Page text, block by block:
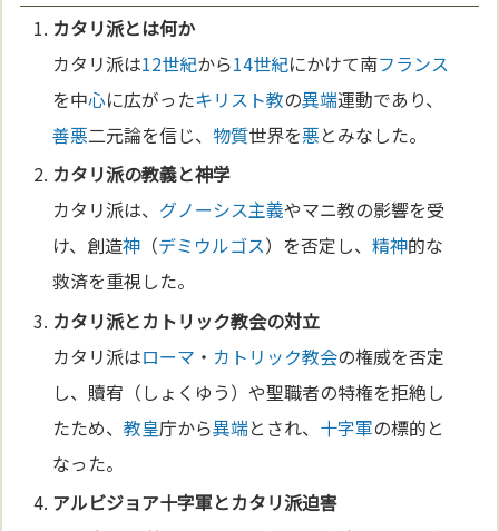
カタリ派とは何か
カタリ派は12世紀から14世紀にかけて南フランス
を中心に広がったキリスト教の異端運動であり、
善悪二元論を信じ、 物質世界を悪とみなした。
カタリ派の教義と神学
カタリ派は、 グノーシス主義やマニ教の影響を受
け、創造神 （デミウルゴス）を否定し、精神的な
救済を重視した。
カタリ派とカトリック教会の対立
カタリ派はローマ ・ カトリック教会の権威を否定
し、贖宥（しょくゆう）や聖職者の特権を拒絶し
たため、教皇庁から異端とされ、 十字軍の標的と
なった。
アルビジョア十字軍とカタリ派迫害